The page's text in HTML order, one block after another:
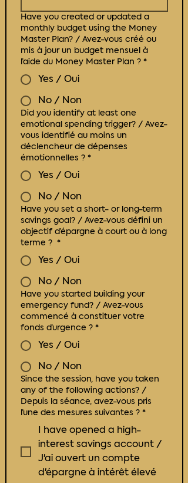
Have you created or updated a
monthly budget using the Money
Master Plan? / Avez-vous créé ou
mis à jour un budget mensuel à
l’aide du Money Master Plan ? *
Yes / Oui
No / Non
Did you identify at least one
emotional spending trigger? / Avez-
vous identifié au moins un
déclencheur de dépenses
émotionnelles ? *
Yes / Oui
No / Non
Have you set a short- or long-term
savings goal? / Avez-vous défini un
objectif d’épargne à court ou à long
terme ?
*
Yes / Oui
No / Non
Have you started building your
emergency fund? / Avez-vous
commencé à constituer votre
fonds d’urgence ? *
Yes / Oui
No / Non
Since the session, have you taken
any of the following actions? /
Depuis la séance, avez-vous pris
l’une des mesures suivantes ? *
I have opened a high-
interest savings account /
J'ai ouvert un compte
d'épargne à intérêt élevé